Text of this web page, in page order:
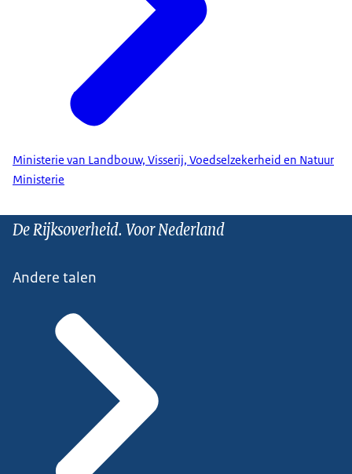
Ministerie van Landbouw, Visserij, Voedselzekerheid en Natuur
Ministerie
De Rijksoverheid. Voor Nederland
Andere talen